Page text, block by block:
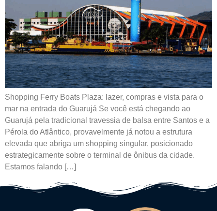
Shopping Ferry Boats Plaza: lazer, compras e vista para o
mar na entrada do Guarujá Se você está chegando ao
Guarujá pela tradicional travessia de balsa entre Santos e a
Pérola do Atlântico, provavelmente já notou a estrutura
elevada que abriga um shopping singular, posicionado
estrategicamente sobre o terminal de ônibus da cidade.
Estamos falando […]